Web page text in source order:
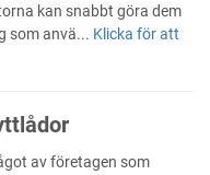
kan snabbt göra dem
som anvä... Klicka för att
av företagen som